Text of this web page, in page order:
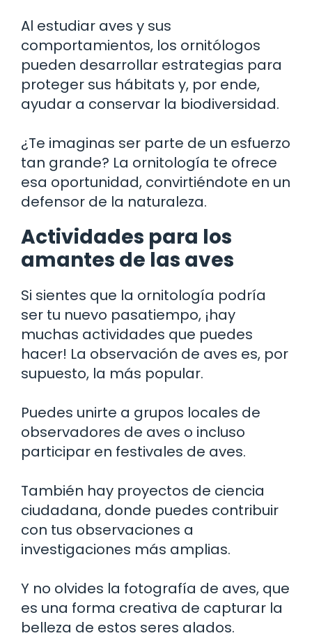
Al estudiar aves y sus
comportamientos, los ornitólogos
pueden desarrollar estrategias para
proteger sus hábitats y, por ende,
ayudar a conservar la biodiversidad.
¿Te imaginas ser parte de un esfuerzo
tan grande? La ornitología te ofrece
esa oportunidad, convirtiéndote en un
defensor de la naturaleza.
Actividades para los
amantes de las aves
Si sientes que la ornitología podría
ser tu nuevo pasatiempo, ¡hay
muchas actividades que puedes
hacer! La observación de aves es, por
supuesto, la más popular.
Puedes unirte a grupos locales de
observadores de aves o incluso
participar en festivales de aves.
También hay proyectos de ciencia
ciudadana, donde puedes contribuir
con tus observaciones a
investigaciones más amplias.
Y no olvides la fotografía de aves, que
es una forma creativa de capturar la
belleza de estos seres alados.